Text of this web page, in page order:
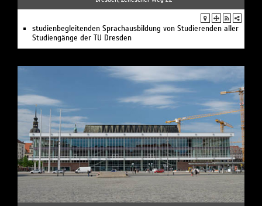
studienbegleitenden Sprachausbildung von Studierenden aller
Studiengänge der TU Dresden